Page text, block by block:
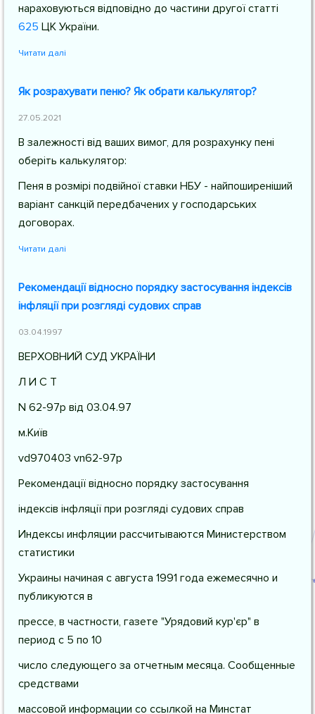
нараховуються відповідно до частини другої статті
625 ЦК України.
Читати далі
Як розрахувати пеню? Як обрати калькулятор?
27.05.2021
В залежності від ваших вимог, для розрахунку пені
оберіть калькулятор:
Пеня в розмірі подвійної ставки НБУ - найпоширеніший
варіант санкцій передбачених у господарських
договорах.
Читати далі
Рекомендації відносно порядку застосування індексів
інфляції при розгляді судових справ
03.04.1997
ВЕРХОВНИЙ СУД УКРАЇНИ
Л И С Т
N 62-97р від 03.04.97
м.Київ
vd970403 vn62-97р
Рекомендації відносно порядку застосування
індексів інфляції при розгляді судових справ
Индексы инфляции рассчитываются Министерством
статистики
Украины начиная с августа 1991 года ежемесячно и
публикуются в
прессе, в частности, газете "Урядовий кур'єр" в
период с 5 по 10
число следующего за отчетным месяца. Сообщенные
средствами
массовой информации со ссылкой на Минстат